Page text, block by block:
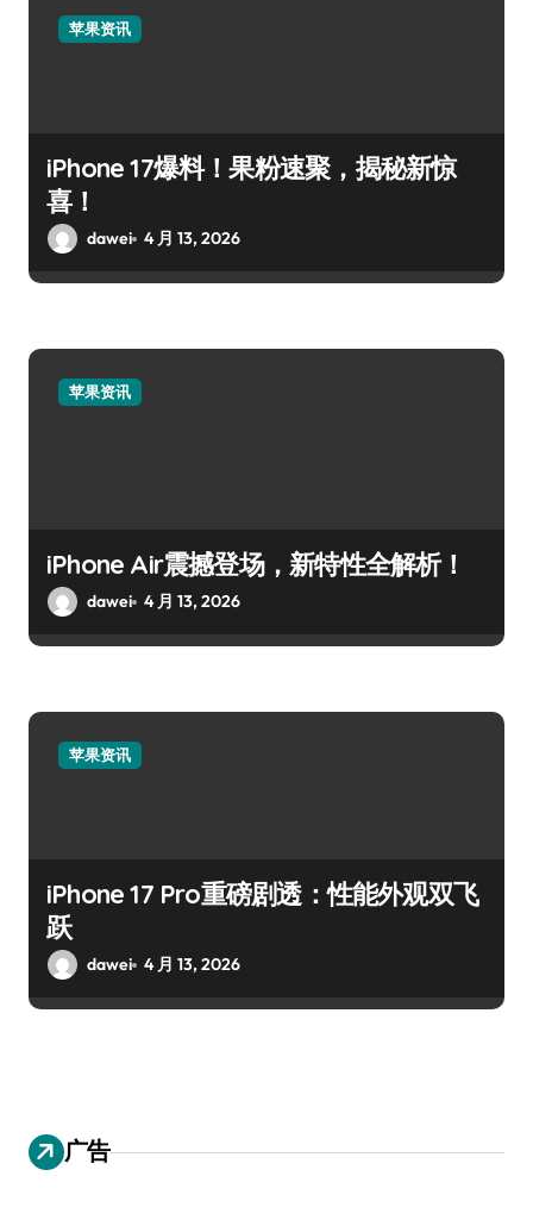
苹果资讯
iPhone 17爆料！果粉速聚，揭秘新惊
喜！
dawei 4 月 13, 2026
苹果资讯
iPhone Air震撼登场，新特性全解析！
dawei 4 月 13, 2026
苹果资讯
iPhone 17 Pro重磅剧透：性能外观双飞
跃
dawei 4 月 13, 2026
广告